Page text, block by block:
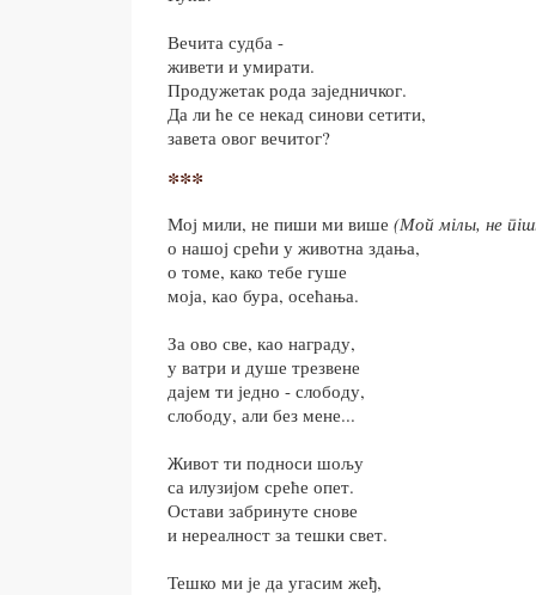
Вечита судба -
живети и умирати.
Продужетак рода заједничког.
Да ли ће се некад синови сетити,
завета овог вечитог?
***
Мој мили, не пиши ми више (Мой мілы, не
о нашој срећи у животна здања,
о томе, како тебе гуше
моја, као бура, осећања.
За ово све, као награду,
у ватри и душе трезвене
дајем ти једно - слободу,
слободу, али без мене...
Живот ти подноси шољу
са илузијом среће опет.
Остави забринуте снове
и нереалност за тешки свет.
Тешко ми је да угасим жеђ,